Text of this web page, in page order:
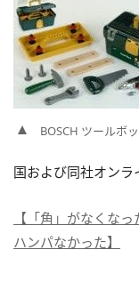
BOSCH ツールボ
国および同社オンラ
【「角」がなくな
ハンパなかった】